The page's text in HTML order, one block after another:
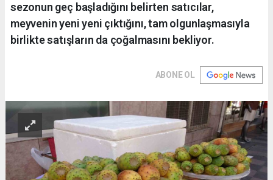
sezonun geç başladığını belirten satıcılar,
meyvenin yeni yeni çıktığını, tam olgunlaşmasıyla
birlikte satışların da çoğalmasını bekliyor.
ABONE OL